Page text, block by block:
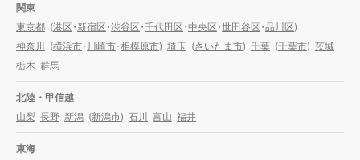
関東
東京都 (港区・新宿区・渋谷区・千代田区・中央区・世田谷区・品川区)
神奈川
(横浜市・ 川崎市・相模原市) 埼玉 (さいたま市) 千葉 (千葉市) 茨城
栃木 群馬
北陸・甲信越
山梨 長野 新潟 (新潟市) 石川 富山 福井
東海